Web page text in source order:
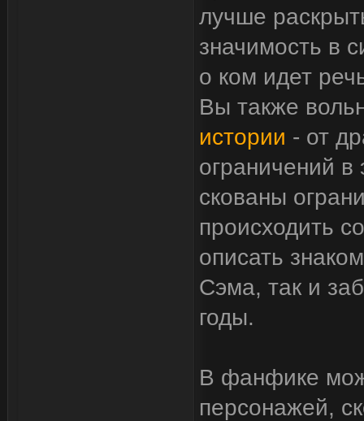
лучше
значимость в
о ком идет
Вы также
истории - от
ограничений в
скованы
происходить
описать
Сэма, так и
годы.
В фанфике
персонажей,